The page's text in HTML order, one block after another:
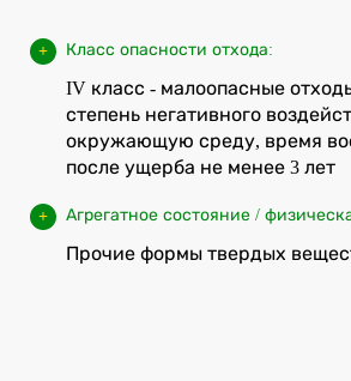
Класс опасности отхода:
IV класс - малоопасные
степень негативного
окружающую среду, время
после ущерба не менее 3 лет
Агрегатное состояние /
Прочие формы твердых